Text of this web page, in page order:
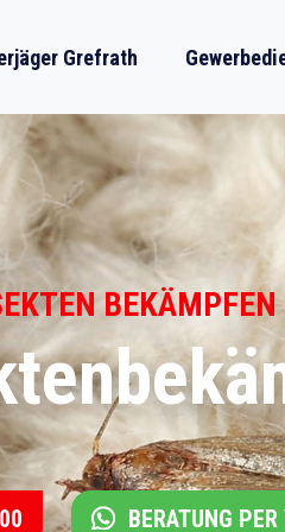
Grefrath
BEKÄMPFEN
BERATUNG